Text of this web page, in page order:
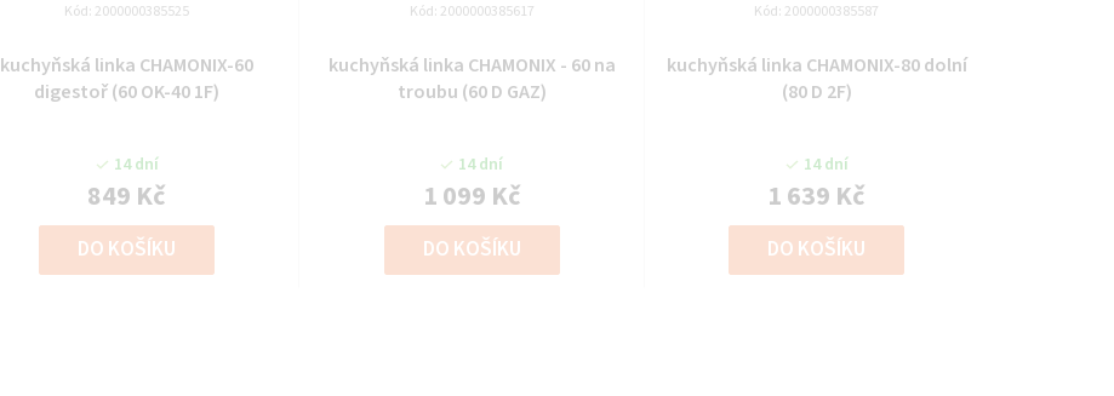
kuchyňská linka CHAMONIX-60
digestoř (60 OK-40 1F)
14 dní
849 Kč
DO KOŠÍKU
Kód: 2000000385525
kuchyňská linka CHAMONIX - 60 na
troubu (60 D GAZ)
14 dní
1 099 Kč
DO KOŠÍKU
Kód: 2000000385617
kuchyňská linka CHAMONIX-80 dolní
(80 D 2F)
14 dní
1 639 Kč
DO KOŠÍKU
Kód: 2000000385587